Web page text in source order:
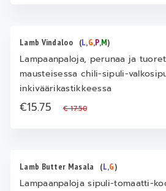
Lamb Vindaloo (L,G,P,M)
Lampaanpaloja, perunaa ja
mausteisessa chili-sipuli-
inkiväärikastikkeessa
€15.75€ 17.50
Lamb Butter Masala (L,G)
Lampaanpaloja sipuli-tomaatti-